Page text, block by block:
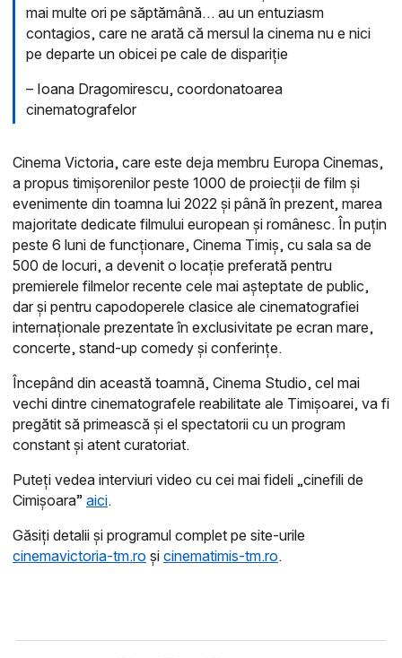
mai multe ori pe săptămână… au un entuziasm
contagios, care ne arată că mersul la cinema nu e nici
pe departe un obicei pe cale de dispariție
– Ioana Dragomirescu, coordonatoarea
cinematografelor
Cinema Victoria, care este deja membru Europa Cinemas,
a propus timișorenilor peste 1000 de proiecții de film și
evenimente din toamna lui 2022 și până în prezent, marea
majoritate dedicate filmului european și românesc. În puțin
peste 6 luni de funcționare, Cinema Timiș, cu sala sa de
500 de locuri, a devenit o locație preferată pentru
premierele filmelor recente cele mai așteptate de public,
dar și pentru capodoperele clasice ale cinematografiei
internaționale prezentate în exclusivitate pe ecran mare,
concerte, stand-up comedy și conferințe.
Începând din această toamnă, Cinema Studio, cel mai
vechi dintre cinematografele reabilitate ale Timișoarei, va fi
pregătit să primească și el spectatorii cu un program
constant și atent curatoriat.
Puteți vedea interviuri video cu cei mai fideli „cinefili de
Cimișoara” aici.
Găsiți detalii și programul complet pe site-urile
cinemavictoria-tm.ro și cinematimis-tm.ro.